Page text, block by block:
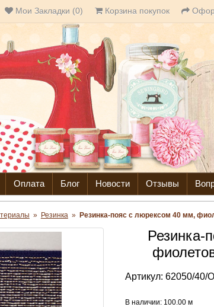
Мои Закладки (0) Корзина покупок
Оплата Блог Новости Отзывы
» Резинка » Резинка-пояс с люрексом 40 мм,
Резинка-
Артикул:62050/40/
В наличии: 100.00 м